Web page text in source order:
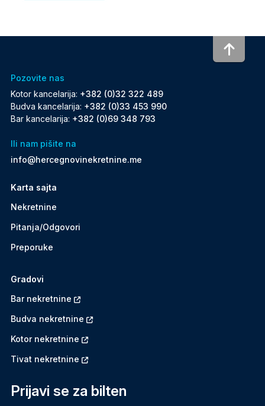
Pozovite nas
Kotor kancelarija: +382 (0)32 322 489
Budva kancelarija: +382 (0)33 453 990
Bar kancelarija: +382 (0)69 348 793
Ili nam pišite na
info@hercegnovinekretnine.me
Karta sajta
Nekretnine
Pitanja/Odgovori
Preporuke
Gradovi
Bar nekretnine
Budva nekretnine
Kotor nekretnine
Tivat nekretnine
Prijavi se za bilten
To